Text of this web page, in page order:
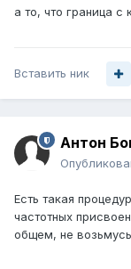
а то, что граница с
Вставить ник
Антон
Есть такая
частотных
общем, не